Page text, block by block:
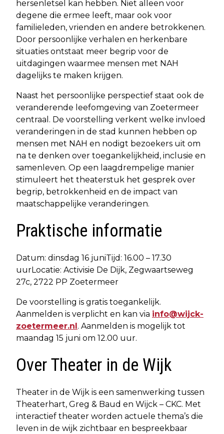
hersenletsel kan hebben. Niet alleen voor
degene die ermee leeft, maar ook voor
familieleden, vrienden en andere betrokkenen.
Door persoonlijke verhalen en herkenbare
situaties ontstaat meer begrip voor de
uitdagingen waarmee mensen met NAH
dagelijks te maken krijgen.
Naast het persoonlijke perspectief staat ook de
veranderende leefomgeving van Zoetermeer
centraal. De voorstelling verkent welke invloed
veranderingen in de stad kunnen hebben op
mensen met NAH en nodigt bezoekers uit om
na te denken over toegankelijkheid, inclusie en
samenleven. Op een laagdrempelige manier
stimuleert het theaterstuk het gesprek over
begrip, betrokkenheid en de impact van
maatschappelijke veranderingen.
Praktische informatie
Datum: dinsdag 16 juniTijd: 16.00 – 17.30
uurLocatie: Activisie De Dijk, Zegwaartseweg
27c, 2722 PP Zoetermeer
De voorstelling is gratis toegankelijk.
Aanmelden is verplicht en kan via info@wijck-
zoetermeer.nl. Aanmelden is mogelijk tot
maandag 15 juni om 12.00 uur.
Over Theater in de Wijk
Theater in de Wijk is een samenwerking tussen
Theaterhart, Greg & Baud en Wijck – CKC. Met
interactief theater worden actuele thema’s die
leven in de wijk zichtbaar en bespreekbaar